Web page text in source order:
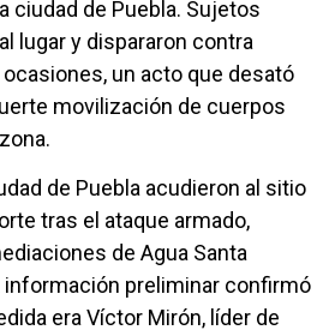
ciudad de Puebla. Sujetos
lugar y dispararon contra
un acto que desató
movilización de cuerpos
de Puebla acudieron al sitio
tras el ataque armado,
de Agua Santa
información preliminar confirmó
era Víctor Mirón, líder de